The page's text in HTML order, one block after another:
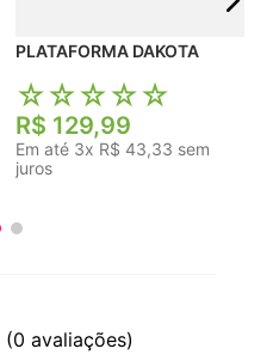
PLATAFORMA DAKOTA
☆☆☆☆☆
R$ 129,99
Em até 3x R$ 43,33 sem
juros
(0 avaliações)